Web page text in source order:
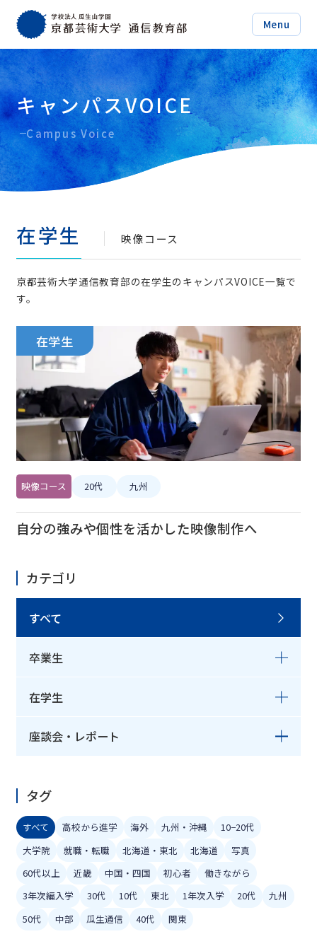
Menu
キャンパスVOICE
Campus Voice
在学生 映像コース
京都芸術大学通信教育部の在学生のキャンパスVOICE一覧で
す。
在学生
映像コース 20代 九州
自分の強みや個性を活かした映像制作へ
カテゴリ
すべて
卒業生
在学生
座談会・レポート
タグ
すべて 高校から進学 海外 九州・沖縄
10−20代
大学院
就職・転職 北海道・東北 北海道
写真
60代以上
近畿 中国・四国 初心者
働きながら
3年次編入学
30代 10代 東北 1年次入学 20代
九州
50代
中部 瓜生通信 40代 関東